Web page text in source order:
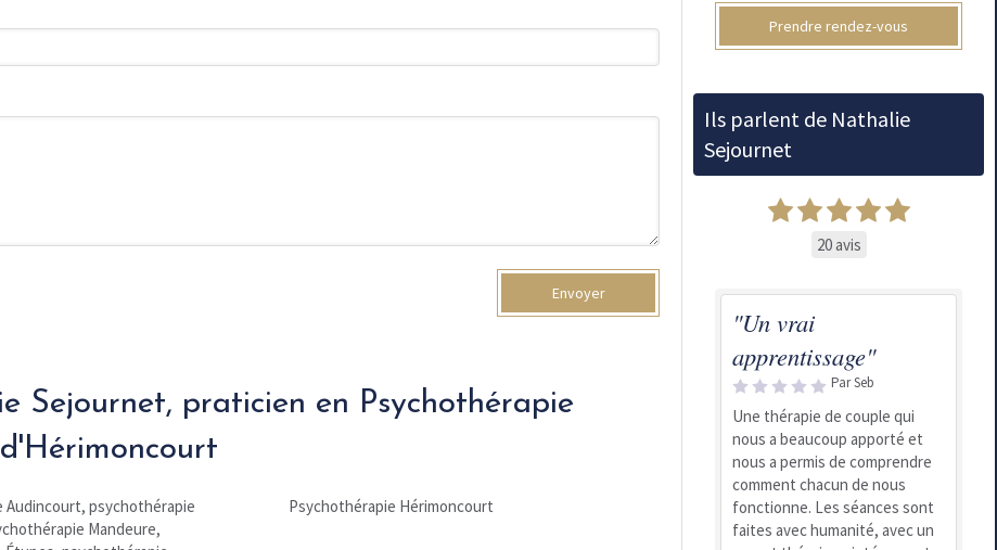
Envoyer
Sejournet, praticien en Psychothérapie
Audincourt,psychothérapie
Mandeure,
Psychothérapie Hérimoncourt
Prendre rendez-vous
Ils parlent de Nathalie
Sejournet
20 avis
"Un vrai
apprentissage"
Par Seb
Une thérapie de couple qui
nous a beaucoup apporté et
nous a permis de comprendre
comment chacun de nous
fonctionne. Les séances sont
faites avec humanité, avec un